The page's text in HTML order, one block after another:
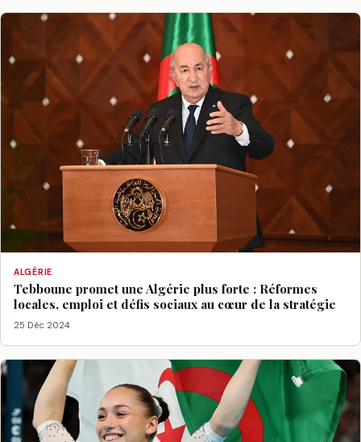
ALGÉRIE
Tebboune promet une Algérie plus forte : Réformes
locales, emploi et défis sociaux au cœur de la stratégie
25 Déc 2024